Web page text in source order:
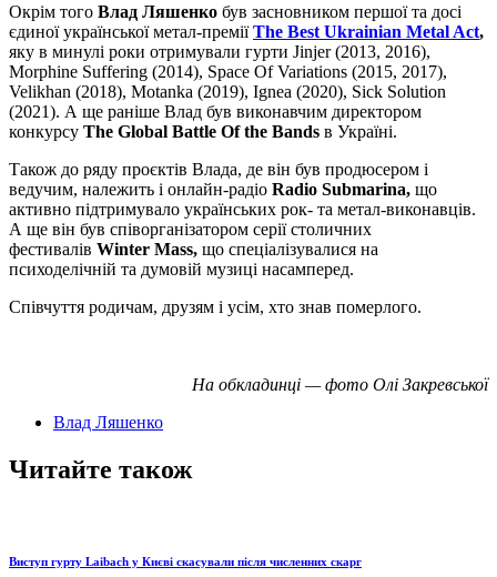
Окрім того Влад Ляшенко був засновником першої та досі
єдиної української метал-преміїThe Best Ukrainian Metal Act,
яку в минулі роки отримували гурти Jinjer (2013, 2016),
Morphine Suffering (2014), Space Of Variations (2015, 2017),
Velikhan (2018), Motanka (2019), Ignea (2020), Sick Solution
(2021). А ще раніше Влад був виконавчим директором
конкурсу The Global Battle Of the Bands в Україні.
Також до ряду проєктів Влада, де він був продюсером і
ведучим, належить і онлайн-радіо Radio Submarina, що
активно підтримувало українських рок- та метал-виконавців.
А ще він був співорганізатором серії столичних
фестивалів Winter Mass, що спеціалізувалися на
психоделічній та думовій музиці насамперед.
Співчуття родичам, друзям і усім, хто знав померлого.
На обкладинці — фото Олі Закревської
Влад Ляшенко
Читайте також
Виступ гурту Laibach у Києві скасували після численних скарг